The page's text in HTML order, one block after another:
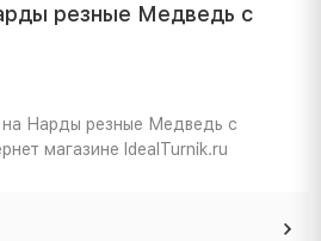
резные Медведь с
Нарды резные Медведь с
магазине IdealTurnik.ru